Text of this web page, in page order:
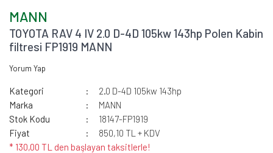
MANN
TOYOTA RAV 4 IV 2.0 D-4D 105kw 143hp Polen Kabin
filtresi FP1919 MANN
Yorum Yap
Kategori
2.0 D-4D 105kw 143hp
Marka
MANN
Stok Kodu
18147-FP1919
Fiyat
850,10 TL + KDV
* 130,00 TL den başlayan taksitlerle!